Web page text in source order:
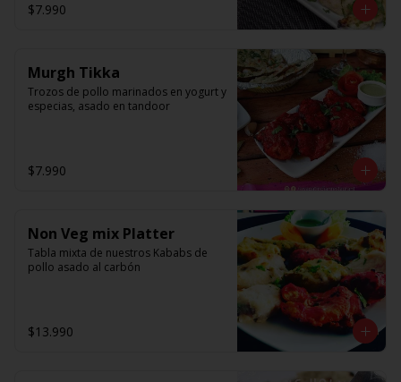
$7.990
Murgh Tikka
Trozos de pollo marinados en yogurt y
especias, asado en tandoor
$7.990
Non Veg mix Platter
Tabla mixta de nuestros Kababs de
pollo asado al carbón
$13.990